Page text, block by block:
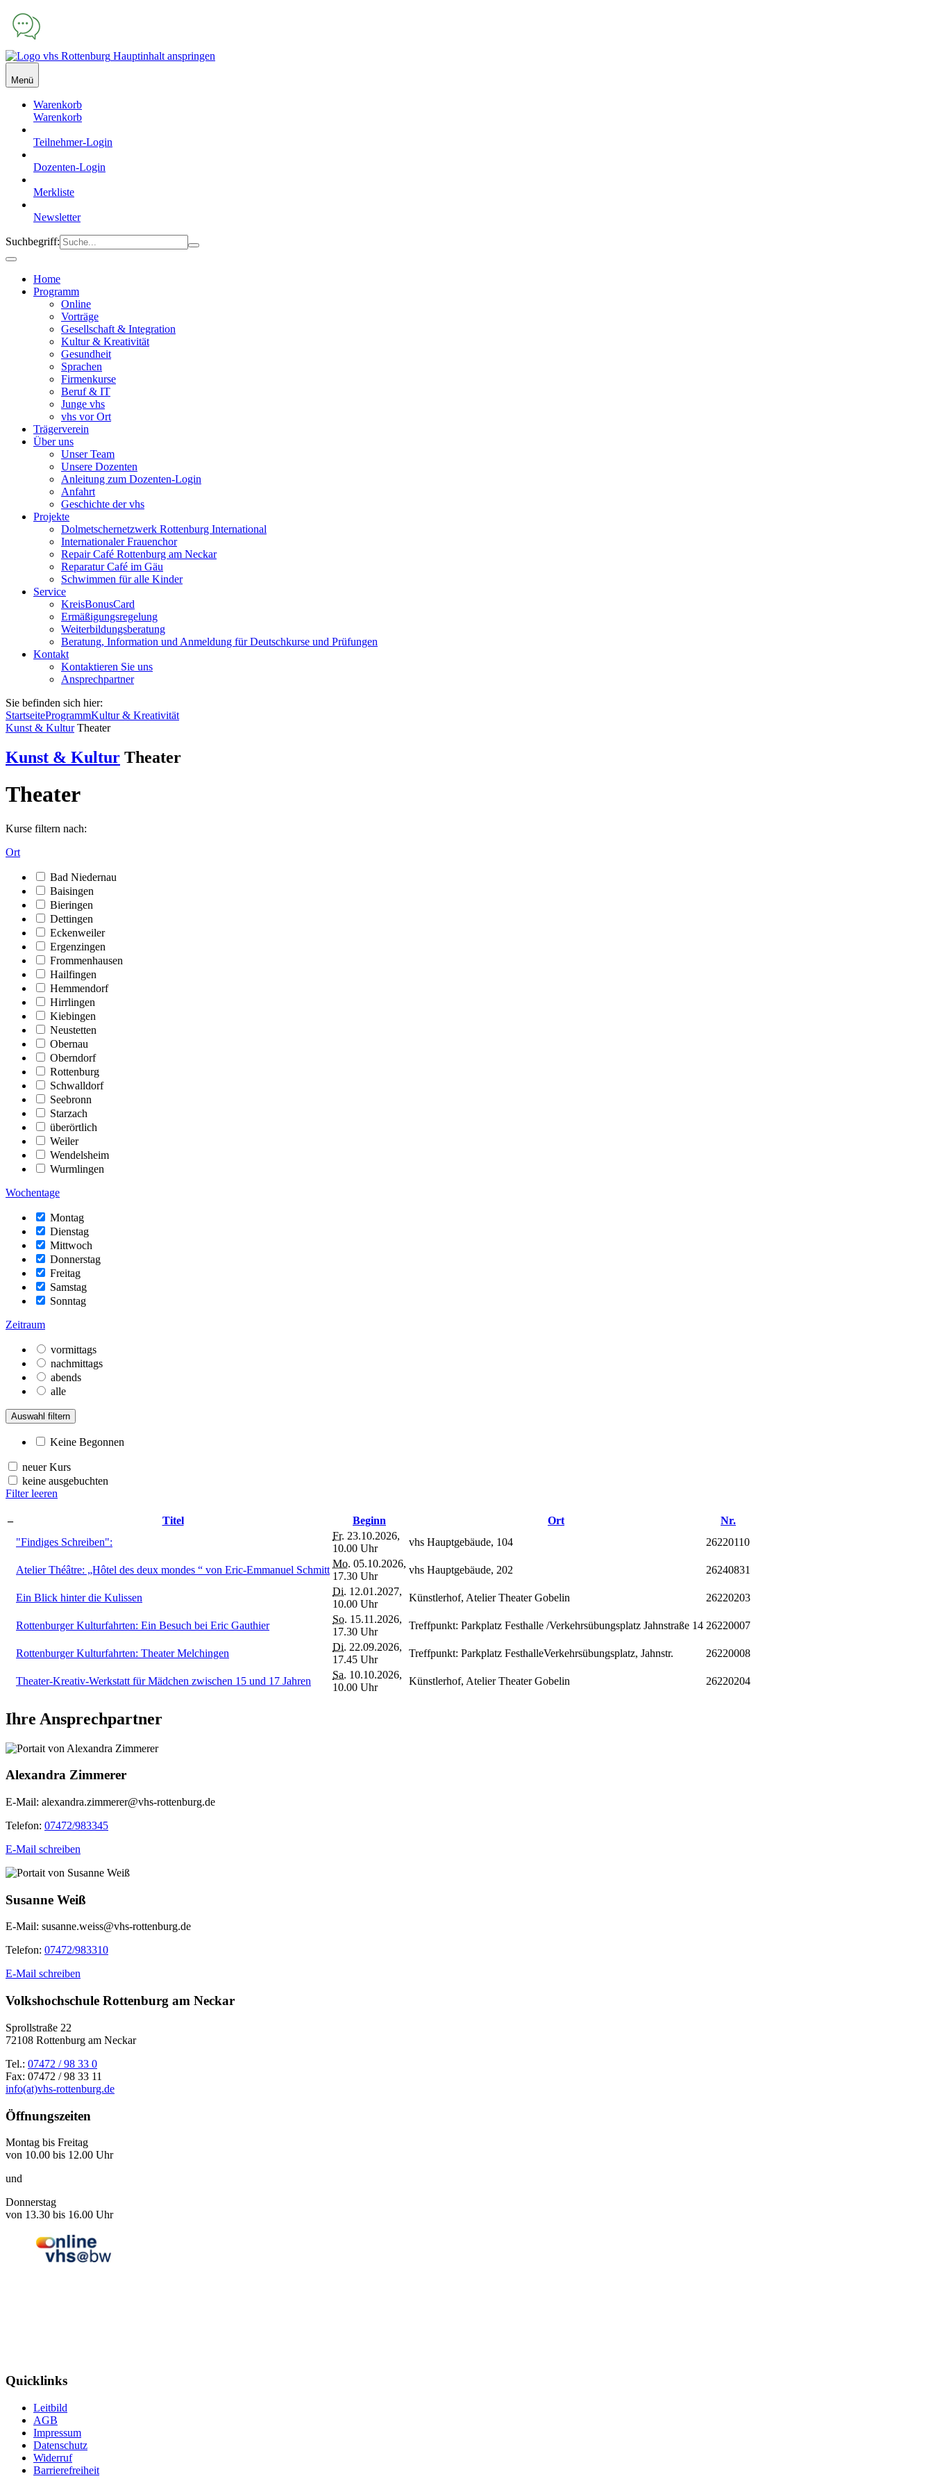
Hauptinhalt anspringen
Menü
Warenkorb
Warenkorb
Teilnehmer-Login
Dozenten-Login
Merkliste
Newsletter
Suchbegriff:
Home
Programm
Online
Vorträge
Gesellschaft & Integration
Kultur & Kreativität
Gesundheit
Sprachen
Firmenkurse
Beruf & IT
Junge vhs
vhs vor Ort
Trägerverein
Über uns
Unser Team
Unsere Dozenten
Anleitung zum Dozenten-Login
Anfahrt
Geschichte der vhs
Projekte
Dolmetschernetzwerk Rottenburg International
Internationaler Frauenchor
Repair Café Rottenburg am Neckar
Reparatur Café im Gäu
Schwimmen für alle Kinder
Service
KreisBonusCard
Ermäßigungsregelung
Weiterbildungsberatung
Beratung, Information und Anmeldung für Deutschkurse und Prüfungen
Kontakt
Kontaktieren Sie uns
Ansprechpartner
Sie befinden sich hier:
StartseiteProgrammKultur & Kreativität
Kunst & KulturTheater
Kunst & Kultur Theater
Theater
Kurse filtern nach:
Ort
Bad Niedernau
Baisingen
Bieringen
Dettingen
Eckenweiler
Ergenzingen
Frommenhausen
Hailfingen
Hemmendorf
Hirrlingen
Kiebingen
Neustetten
Obernau
Oberndorf
Rottenburg
Schwalldorf
Seebronn
Starzach
überörtlich
Weiler
Wendelsheim
Wurmlingen
Wochentage
Montag
Dienstag
Mittwoch
Donnerstag
Freitag
Samstag
Sonntag
Zeitraum
vormittags
nachmittags
abends
alle
Auswahl filtern
Keine Begonnen
neuer Kurs
keine ausgebuchten
Filter leeren
– Titel Beginn Ort
Nr.
"Findiges Schreiben":
Fr. 23.10.2026,
10.00 Uhr
vhs Hauptgebäude, 104 26220110
Atelier Théâtre: „Hôtel des deux mondes “ von Eric-Emmanuel Schmitt
Mo. 05.10.2026,
17.30 Uhr
vhs Hauptgebäude, 202 26240831
Ein Blick hinter die Kulissen
Di. 12.01.2027,
10.00 Uhr
Künstlerhof, Atelier Theater Gobelin 26220203
Rottenburger Kulturfahrten: Ein Besuch bei Eric Gauthier
So. 15.11.2026,
17.30 Uhr
Treffpunkt: Parkplatz Festhalle /Verkehrsübungsplatz Jahnstraße 14 26220007
Rottenburger Kulturfahrten: Theater Melchingen
Di. 22.09.2026,
17.45 Uhr
Treffpunkt: Parkplatz FesthalleVerkehrsübungsplatz, Jahnstr. 26220008
Theater-Kreativ-Werkstatt für Mädchen zwischen 15 und 17 Jahren
Sa. 10.10.2026,
10.00 Uhr
Künstlerhof, Atelier Theater Gobelin 26220204
Ihre Ansprechpartner
Alexandra Zimmerer
E-Mail: alexandra.zimmerer@vhs-rottenburg.de
Telefon: 07472/983345
E-Mail schreiben
Susanne Weiß
E-Mail: susanne.weiss@vhs-rottenburg.de
Telefon: 07472/983310
E-Mail schreiben
Volkshochschule Rottenburg am Neckar
Sprollstraße 22
72108 Rottenburg am Neckar
Tel.: 07472 / 98 33 0
Fax: 07472 / 98 33 11
info(at)vhs-rottenburg.de
Öffnungszeiten
Montag bis Freitag
von 10.00 bis 12.00 Uhr
und
Donnerstag
von 13.30 bis 16.00 Uhr
Quicklinks
Leitbild
AGB
Impressum
Datenschutz
Widerruf
Barrierefreiheit